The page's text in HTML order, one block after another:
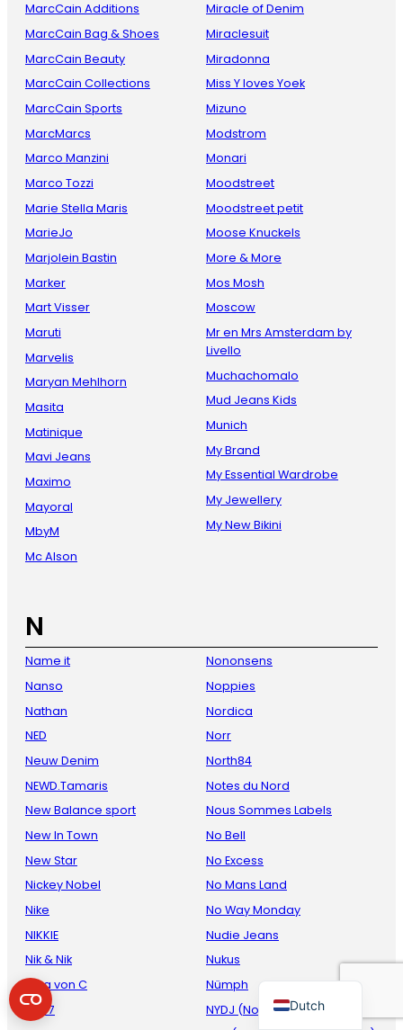
MarcCain Additions
MarcCain Bag & Shoes
MarcCain Beauty
MarcCain Collections
MarcCain Sports
MarcMarcs
Marco Manzini
Marco Tozzi
Marie Stella Maris
MarieJo
Marjolein Bastin
Marker
Mart Visser
Maruti
Marvelis
Maryan Mehlhorn
Masita
Matinique
Mavi Jeans
Maximo
Mayoral
MbyM
Mc Alson
Miracle of Denim
Miraclesuit
Miradonna
Miss Y loves Yoek
Mizuno
Modstrom
Monari
Moodstreet
Moodstreet petit
Moose Knuckels
More & More
Mos Mosh
Moscow
Mr en Mrs Amsterdam by
Livello
Muchachomalo
Mud Jeans Kids
Munich
My Brand
My Essential Wardrobe
My Jewellery
My New Bikini
N
Name it
Nanso
Nathan
NED
Neuw Denim
NEWD.Tamaris
New Balance sport
New In Town
New Star
Nickey Nobel
Nike
NIKKIE
Nik & Nik
Nina von C
NN07
Nononsens
Noppies
Nordica
Norr
North84
Notes du Nord
Nous Sommes Labels
No Bell
No Excess
No Mans Land
No Way Monday
Nudie Jeans
Nukus
Nümph
NYDJ (Not Your Daughter)
Dutch
Spanish